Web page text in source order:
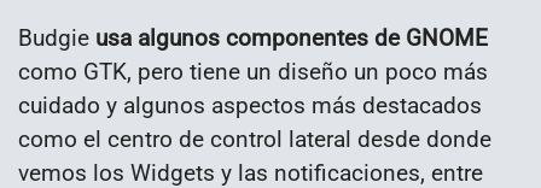
Budgie usa algunos componentes de GNOME
como GTK, pero tiene un diseño un poco más
cuidado y algunos aspectos más destacados
como el centro de control lateral desde donde
vemos los Widgets y las notificaciones, entre